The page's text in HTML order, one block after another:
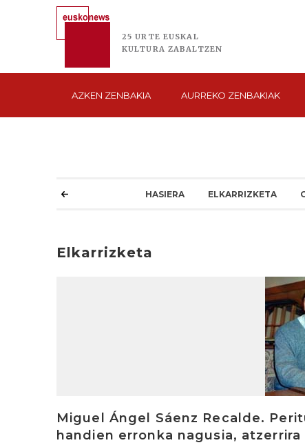
25 URTE EUSKAL
KULTURA ZABALTZEN
AZKEN ZENBAKIA AURREKO ZENBAKIAK
HASIERA ELKARRIZKETA
Elkarrizketa
Miguel Ángel Sáenz Recalde.
handien erronka nagusia,